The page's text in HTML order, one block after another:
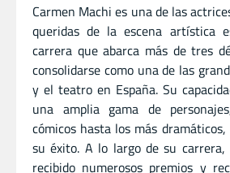
Carmen Machi es una de las
queridas de la escena artística
carrera que abarca más de tres
consolidarse como una de las
y el teatro en España. Su
una amplia gama de
cómicos hasta los más
su éxito. A lo largo de su carrera,
recibido numerosos premios y